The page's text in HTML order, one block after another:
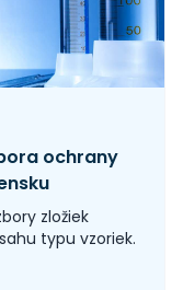
ochrany
zložiek
typu vzoriek.